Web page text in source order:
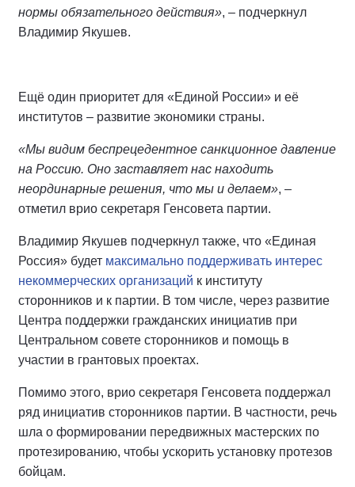
нормы обязательного действия», – подчеркнул
Владимир Якушев.
Ещё один приоритет для «Единой России» и её
институтов – развитие экономики страны.
«Мы видим беспрецедентное санкционное давление
на Россию. Оно заставляет нас находить
неординарные решения, что мы и делаем», –
отметил врио секретаря Генсовета партии.
Владимир Якушев подчеркнул также, что «Единая
Россия» будет максимально поддерживать интерес
некоммерческих организаций к институту
сторонников и к партии. В том числе, через развитие
Центра поддержки гражданских инициатив при
Центральном совете сторонников и помощь в
участии в грантовых проектах.
Помимо этого, врио секретаря Генсовета поддержал
ряд инициатив сторонников партии. В частности, речь
шла о формировании передвижных мастерских по
протезированию, чтобы ускорить установку протезов
бойцам.